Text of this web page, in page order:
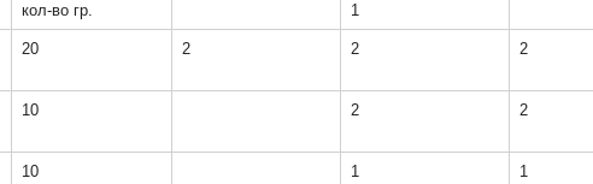
кол-во гр. 1
20 2 2 2
10 2 2
10 1 1